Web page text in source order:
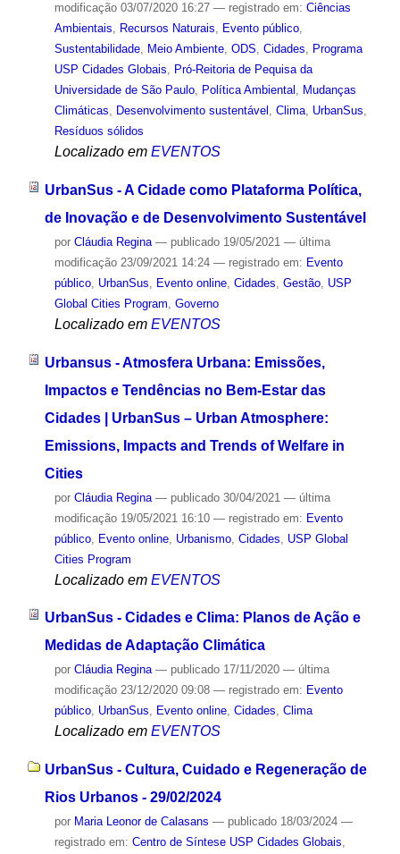
modificação03/07/2020 16:27 — registrado em: Ciências
Ambientais, Recursos Naturais, Evento público,
Sustentabilidade, Meio Ambiente, ODS, Cidades, Programa
USP Cidades Globais, Pró-Reitoria de Pequisa da
Universidade de São Paulo, Política Ambiental , Mudanças
Climáticas, Desenvolvimento sustentável , Clima, UrbanSus,
Resíduos sólidos
Localizado em EVENTOS
UrbanSus - A Cidade como Plataforma Política,
de Inovação e de Desenvolvimento Sustentável
por Cláudia Regina — publicado19/05/2021 — última
modificação23/09/2021 14:24 — registrado em: Evento
público, UrbanSus, Evento online, Cidades, Gestão, USP
Global Cities Program, Governo
Localizado em EVENTOS
Urbansus - Atmosfera Urbana: Emissões,
Impactos e Tendências no Bem-Estar das
Cidades | UrbanSus – Urban Atmosphere:
Emissions, Impacts and Trends of Welfare in
Cities
por Cláudia Regina — publicado30/04/2021 — última
modificação19/05/2021 16:10 — registrado em: Evento
público, Evento online, Urbanismo, Cidades
USP Global
Cities Program
Localizado em EVENTOS
UrbanSus - Cidades e Clima: Planos de Ação e
Medidas de Adaptação Climática
por Cláudia Regina — publicado17/11/2020 — última
modificação23/12/2020 09:08 — registrado em: Evento
público, UrbanSus, Evento online, Cidades, Clima
Localizado em EVENTOS
UrbanSus - Cultura, Cuidado e Regeneração de
Rios Urbanos - 29/02/2024
por Maria Leonor de Calasans — publicado18/03/2024 —
registrado em: Centro de Síntese USP Cidades Globais,